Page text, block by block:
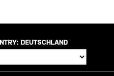
DEUTSCHLAND